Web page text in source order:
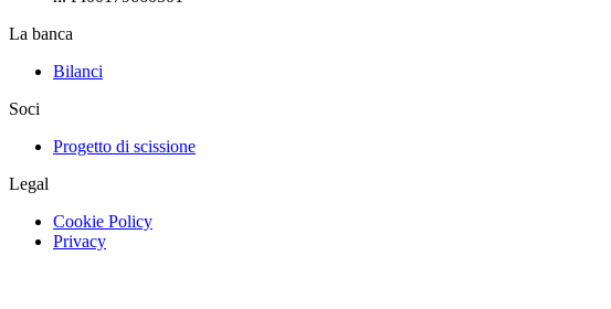
La banca
Bilanci
Soci
Progetto di scissione
Legal
Cookie Policy
Privacy